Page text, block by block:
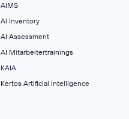
AIMS
Al Inventory
AI Assessment
AI Mitarbeitertrainings
KAIA
Kertos Artificial Intelligence